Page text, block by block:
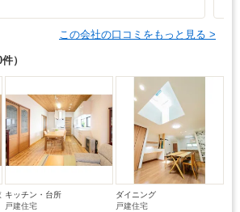
この会社の口コミをもっと見る >
件）
キッチン・台所
戸建住宅
ダイニング
戸建住宅